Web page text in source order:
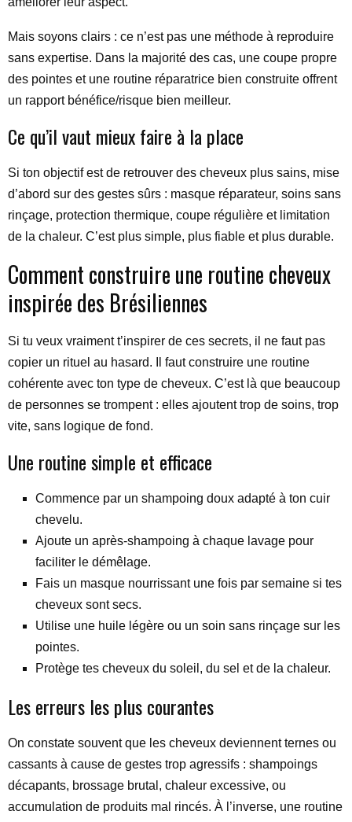
Mais soyons clairs : ce n’est pas une méthode à reproduire
sans expertise. Dans la majorité des cas, une coupe propre
des pointes et une routine réparatrice bien construite offrent
un rapport bénéfice/risque bien meilleur.
Ce qu’il vaut mieux faire à la place
Si ton objectif est de retrouver des cheveux plus sains, mise
d’abord sur des gestes sûrs : masque réparateur, soins sans
rinçage, protection thermique, coupe régulière et limitation
de la chaleur. C’est plus simple, plus fiable et plus durable.
Comment construire une routine cheveux
inspirée des Brésiliennes
Si tu veux vraiment t’inspirer de ces secrets, il ne faut pas
copier un rituel au hasard. Il faut construire une routine
cohérente avec ton type de cheveux. C’est là que beaucoup
de personnes se trompent : elles ajoutent trop de soins, trop
vite, sans logique de fond.
Une routine simple et efficace
Commence par un shampoing doux adapté à ton cuir
chevelu.
Ajoute un après-shampoing à chaque lavage pour
faciliter le démêlage.
Fais un masque nourrissant une fois par semaine si tes
cheveux sont secs.
Utilise une huile légère ou un soin sans rinçage sur les
pointes.
Protège tes cheveux du soleil, du sel et de la chaleur.
Les erreurs les plus courantes
On constate souvent que les cheveux deviennent ternes ou
cassants à cause de gestes trop agressifs : shampoings
décapants, brossage brutal, chaleur excessive, ou
accumulation de produits mal rincés. À l’inverse, une routine